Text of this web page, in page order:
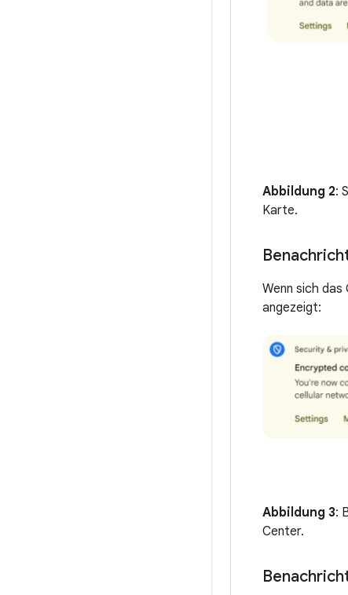
Abbildung 2:
Karte.
Wenn sich
angezeigt:
Abbildung 3:
Center.